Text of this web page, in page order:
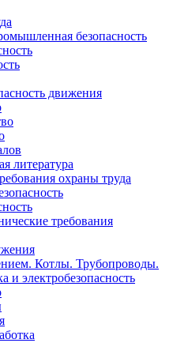
безопасность
движения
литература
охраны труда
требования
Котлы. Трубопроводы.
и электробезопасность